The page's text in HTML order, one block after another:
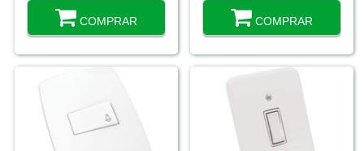
COMPRAR COMPRAR